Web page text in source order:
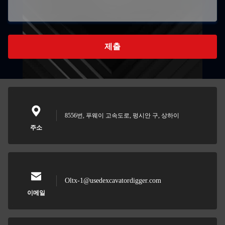
제출
주소
8556번, 푸웨이 고속도로, 펑시안 구, 상하이
이메일
Oltx-1@usedexcavatordigger.com